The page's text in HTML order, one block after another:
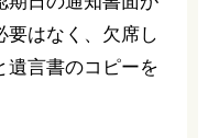
要はなく、欠席し
遺言書のコピーを